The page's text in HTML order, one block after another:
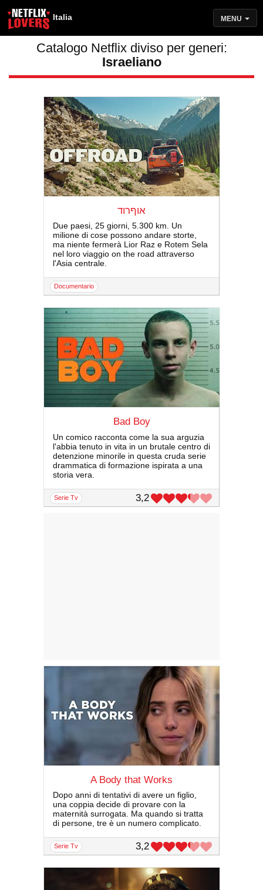
Italia MENU
Catalogo Netflix diviso per generi:
Israeliano
אוףרוד
Due paesi, 25 giorni, 5.300 km. Un
milione di cose possono andare storte,
ma niente fermerà Lior Raz e Rotem Sela
nel loro viaggio on the road attraverso
l'Asia centrale.
documentario
Bad Boy
Un comico racconta come la sua arguzia
l'abbia tenuto in vita in un brutale centro di
detenzione minorile in questa cruda serie
drammatica di formazione ispirata a una
storia vera.
serie Tv 3,2
A Body that Works
Dopo anni di tentativi di avere un figlio,
una coppia decide di provare con la
maternità surrogata. Ma quando si tratta
di persone, tre è un numero complicato.
serie Tv 3,2